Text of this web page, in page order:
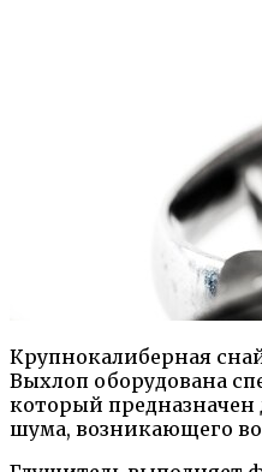
Крупнокалиберная
Выхлоп оборудована
который
шума, возникающего